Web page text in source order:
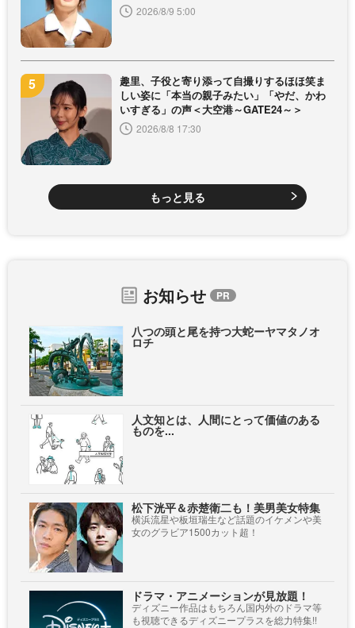
2026/8/9 5:00
趣里、子役と寄り添って自撮りするほほ笑ま
しい姿に「本当の親子みたい」「やだ、かわ
いすぎる」の声＜大空港～GATE24～＞
2026/8/8 17:30
もっと見る
お知らせ
八つの頭と尾を持つ大蛇ーヤマタノオ
ロチ
人文知とは、人間にとって価値のある
ものを...
松下洸平＆赤楚衛二も！美男美女特集
横浜流星や板垣瑞生など話題のイケメンや美
女のグラビア1500カット超！
ドラマ・アニメーションが見放題！
ディズニー作品はもちろん国内外のドラマ等
も視聴できるディズニープラスを総力特集!!